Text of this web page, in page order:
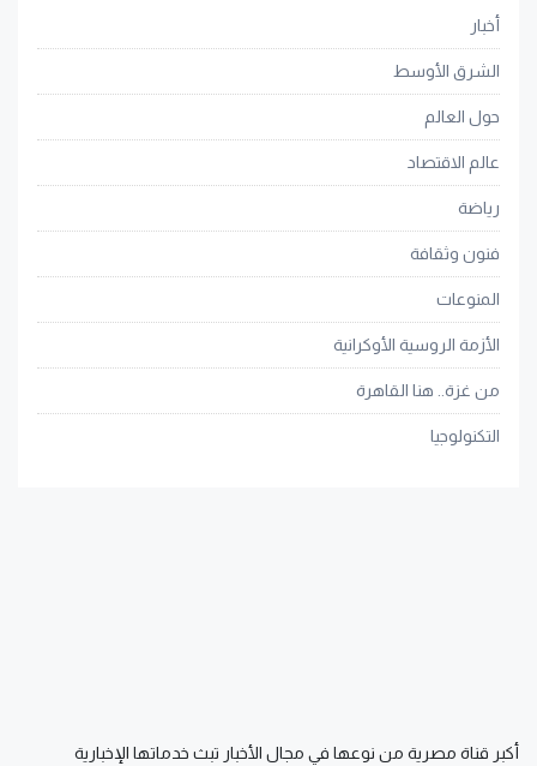
أخبار
الشرق الأوسط
حول العالم
عالم الاقتصاد
رياضة
فنون وثقافة
المنوعات
الأزمة الروسية الأوكرانية
من غزة.. هنا القاهرة
التكنولوجيا
أكبر قناة مصرية من نوعها في مجال الأخبار تبث خدماتها الإخبارية